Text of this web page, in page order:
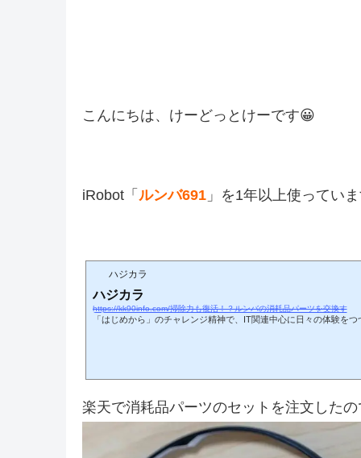
こんにちは、けーどっとけーです😀
iRobot「 ルンバ691」を1年以上使ってい
ハジカラ
ハジカラ
https://kk90info.com/掃除力も復活！？ルンバの消耗品パーツを交換す
「はじめから」のチャレンジ精神で、IT関連中心に日々の体験を
楽天で消耗品パーツのセットを注文した